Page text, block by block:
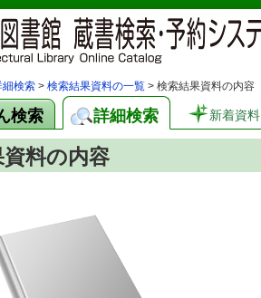
細検索 > 検索結果資料の一覧 > 検索結果資料の内容
検索 詳細検索 新着資料
料の内容